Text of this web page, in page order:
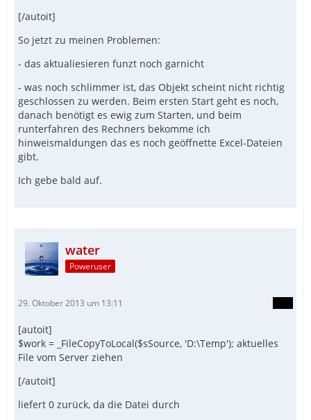
[/autoit]
So jetzt zu meinen Problemen:
- das aktualiesieren funzt noch garnicht
- was noch schlimmer ist, das Objekt scheint nicht richtig
geschlossen zu werden. Beim ersten Start geht es noch,
danach benötigt es ewig zum Starten, und beim
runterfahren des Rechners bekomme ich
hinweismaldungen das es noch geöffnette Excel-Dateien
gibt.
Ich gebe bald auf.
water
Poweruser
29. Oktober 2013 um 13:11
[autoit]
$work = _FileCopyToLocal($sSource, 'D:\Temp'); aktuelles
File vom Server ziehen
[/autoit]
liefert 0 zurück, da die Datei durch